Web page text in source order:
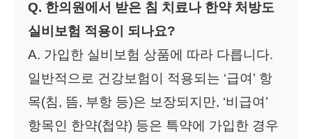
Q. 한의원에서 받은 침 치료나 한약 처방도
실비보험 적용이 되나요?
A. 가입한 실비보험 상품에 따라 다릅니다.
일반적으로 건강보험이 적용되는 ‘급여’ 항
목(침, 뜸, 부항 등)은 보장되지만, ‘비급여’
항목인 한약(첩약) 등은 특약에 가입한 경우